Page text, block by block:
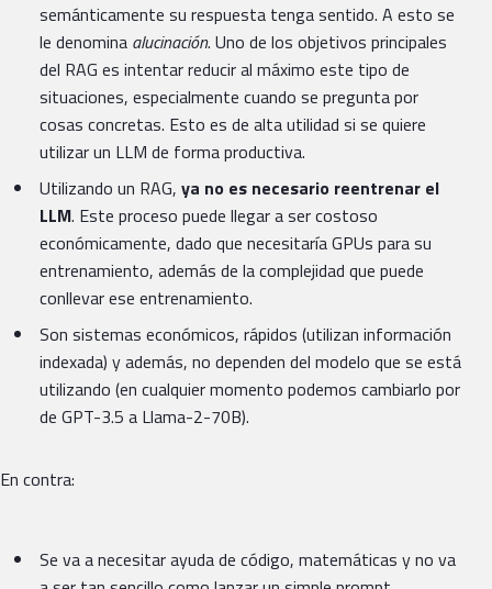
semánticamente su respuesta tenga sentido. A esto se
le denomina alucinación. Uno de los objetivos principales
del RAG es intentar reducir al máximo este tipo de
situaciones, especialmente cuando se pregunta por
cosas concretas. Esto es de alta utilidad si se quiere
utilizar un LLM de forma productiva.
Utilizando un RAG, ya no es necesario reentrenar el
LLM. Este proceso puede llegar a ser costoso
económicamente, dado que necesitaría GPUs para su
entrenamiento, además de la complejidad que puede
conllevar ese entrenamiento.
Son sistemas económicos, rápidos (utilizan información
indexada) y además, no dependen del modelo que se está
utilizando (en cualquier momento podemos cambiarlo por
de GPT-3.5 a Llama-2-70B).
En contra:
Se va a necesitar ayuda de código, matemáticas y no va